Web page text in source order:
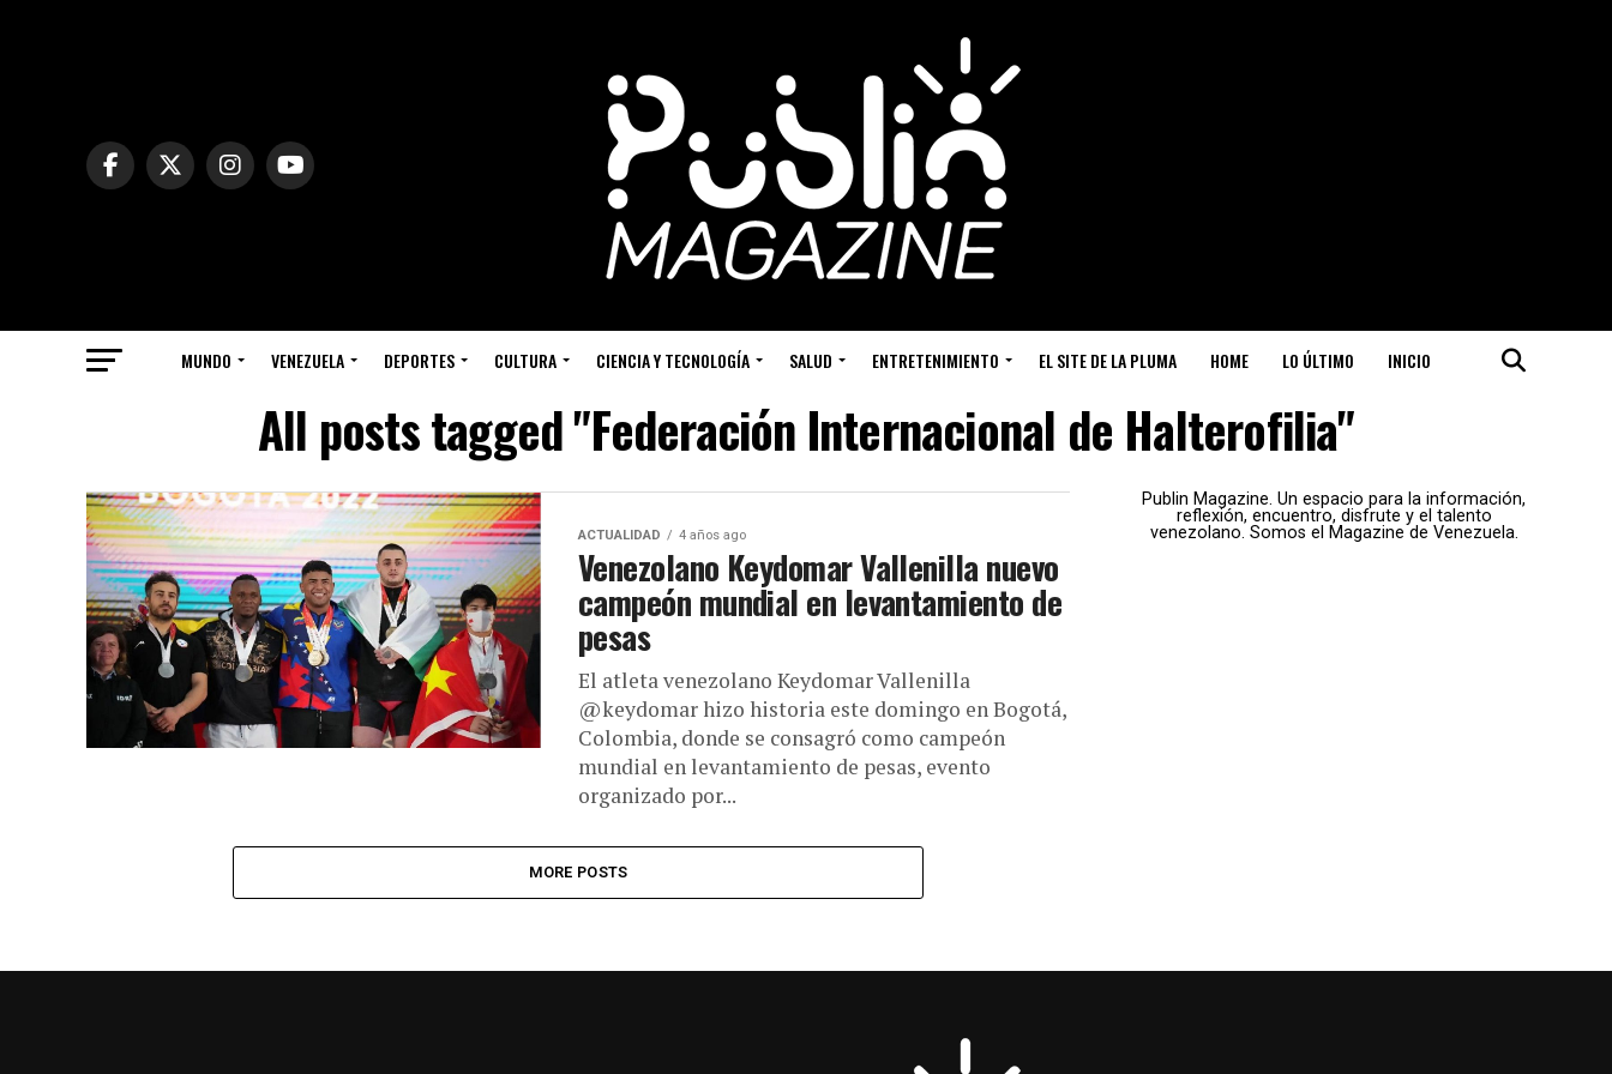
MUNDO VENEZUELA DEPORTES CULTURA CIENCIA Y TECNOLOGÍA SALUD ENTRETENIMIENTO EL SITE DE LA PLUMA HOME LO ÚLTIMO INICIO
All posts tagged "Federación Internacional de Halterofilia"
ACTUALIDAD 4 años ago
Venezolano Keydomar Vallenilla nuevo
campeón mundial en levantamiento de
pesas
El atleta venezolano Keydomar Vallenilla
@keydomar hizo historia este domingo en Bogotá,
Colombia, donde se consagró como campeón
mundial en levantamiento de pesas, evento
organizado por...
MORE POSTS
Publin Magazine. Un espacio para la información,
reflexión, encuentro, disfrute y el talento
venezolano. Somos el Magazine de Venezuela.